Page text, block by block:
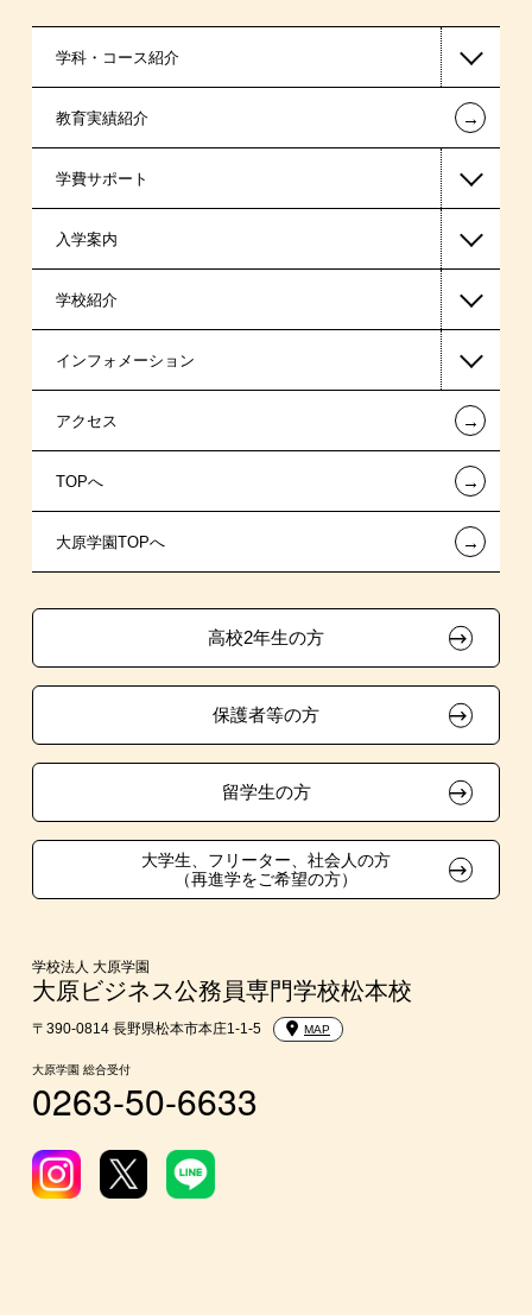
学科・コース紹介
国家公務員・地方公務員系
警察官・消防官系
ビジネス系
医療事務系
ホテル・トラベル系
スポーツ・トレーナー系
教育実績紹介 ←
学費サポート
高等教育の修学支援新制度
日本学生支援機構の奨学金
国の教育ローン
提携教育ローン
新聞奨学生
試験による特待生制度
入学案内
一般入学
AO入学
指定校推薦入学
指定校自己推薦入学
特別推薦入学
生徒会活動推薦入学
在校生・卒業生紹介推薦入学
大学生・短期大学生特別入学
入学前のお勧め学習システム
大学・短期大学・公務員併願制度
学校紹介
在校生からあなたへ
夢を叶えた先輩たち
施設・研修所
学生マンションのご案内
大原学園グループ案内
インフォメーション
お知らせ・新着情報
在校生へのお知らせ
各種証明書の発行ご希望の方
採用ご担当の方
アクセス ←
TOPへ ←
大原学園TOPへ ←
高校2年生の方
保護者等の方
留学生の方
大学生、フリーター、社会人の方
（再進学をご希望の方）
学校法人 大原学園
大原ビジネス公務員専門学校松本校
〒390-0814 長野県松本市本庄1-1-5 MAP
大原学園 総合受付
0263-50-6633